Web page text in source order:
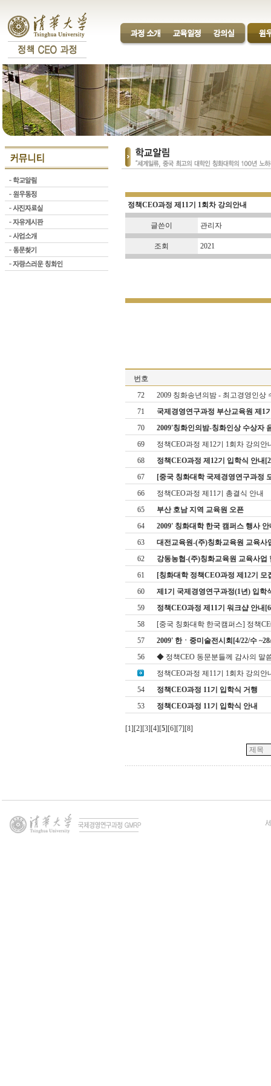
정책CEO과정 제11기 1회차 강의안내
글쓴이 관리자
조회 2021
번호
72
2009 칭화송년의밤 - 최고경영인상
71
국제경영연구과정 부산교육원 제1
70
2009'칭화인의밤-칭화인상 수상자
69
정책CEO과정 제12기 1회차 강의
68
정책CEO과정 제12기 입학식 안내
67
[중국 칭화대학 국제경영연구과정
66
정책CEO과정 제11기 총결식 안내
65
부산 호남 지역 교육원 오픈
64
2009' 칭화대학 한국 캠퍼스 행사 안
63
대전교육원-(주)칭화교육원 교육사
62
강동농협-(주)칭화교육원 교육사업
61
[칭화대학 정책CEO과정 제12기 모
60
제1기 국제경영연구과정(1년) 입학
59
정책CEO과정 제11기 워크샵 안내
58
[중국 칭화대학 한국캠퍼스] 정책
57
2009' 한ㆍ중미술전시회[4/22/수
56
◆ 정책CEO 동문분들께 감사의 말
정책CEO과정 제11기 1회차 강의안
54
정책CEO과정 11기 입학식 거행
53
정책CEO과정 11기 입학식 안내
[1][2][3][4][5][6][7][8]